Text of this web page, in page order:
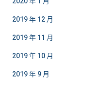
2019 年 12 月
2019 年 11 月
2019 年 10 月
2019 年 9 月